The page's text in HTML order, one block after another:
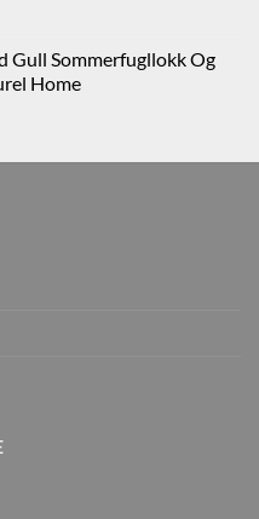
Gull Sommerfugllokk Og
Home